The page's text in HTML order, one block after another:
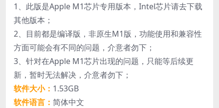
1、此版是Apple M1芯片专用版本，Intel芯片请去下载
其他版本；
2、目前都是编译版，非原生M1版，功能使用和兼容性
方面可能会有不同的问题，介意者勿下；
3、针对在Apple M1芯片出现的问题，只能等后续更
新，暂时无法解决，介意者勿下；
软件大小： 1.53GB
软件语言： 简体中文